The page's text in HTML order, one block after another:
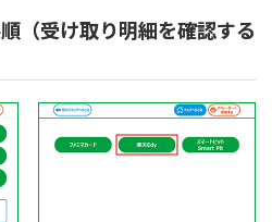
（受け取り明細を確認する